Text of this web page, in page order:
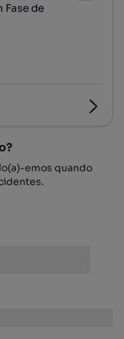
Fase de
emos quando